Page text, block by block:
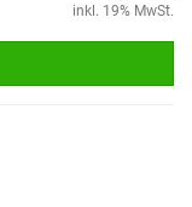
inkl. 19% MwSt.